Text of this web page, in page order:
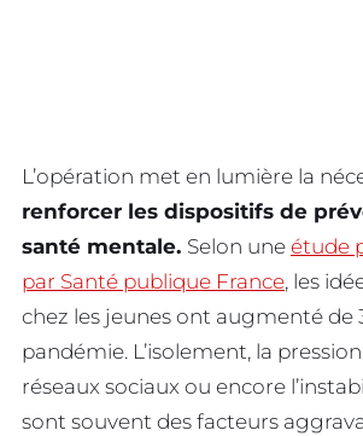
L’opération met en lumière la
renforcer les dispositifs de
santé mentale. Selon une étude
par Santé publique France, les
chez les jeunes ont augmenté de
pandémie. L’isolement, la
réseaux sociaux ou encore
sont souvent des facteurs